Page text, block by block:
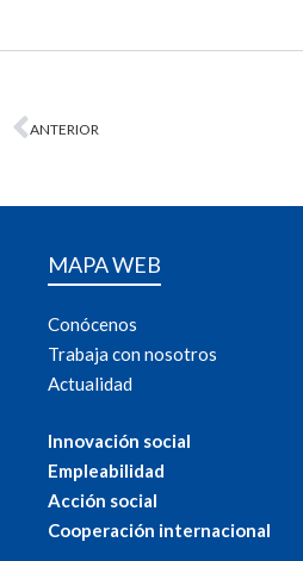
ANTERIOR
MAPA WEB
Conócenos
Trabaja con nosotros
Actualidad
Innovación social
Empleabilidad
Acción social
Cooperación internacional